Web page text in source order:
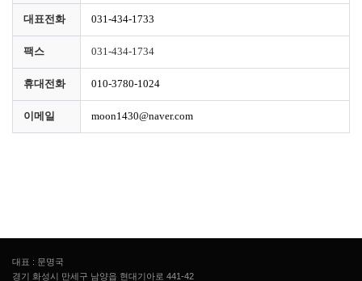
대표전화 031-434-1733
팩스 031-434-1734
휴대전화 010-3780-1024
이메일 moon1430@naver.com
대표 : 문명국
경기 화성시 만세구 남양읍 현대기아로 441-42